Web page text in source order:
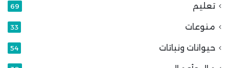
تعليم 69
منوعات 33
حيوانات ونباتات 54